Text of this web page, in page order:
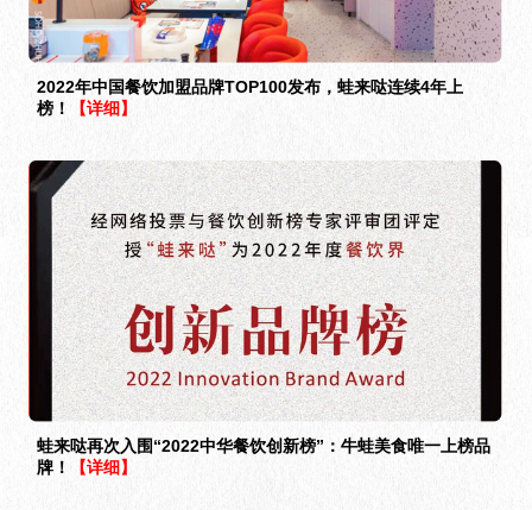
2022年中国餐饮加盟品牌TOP100发布，蛙来哒连续4年上
榜！
【详细】
蛙来哒再次入围“2022中华餐饮创新榜”：牛蛙美食唯一上榜品
牌！
【详细】